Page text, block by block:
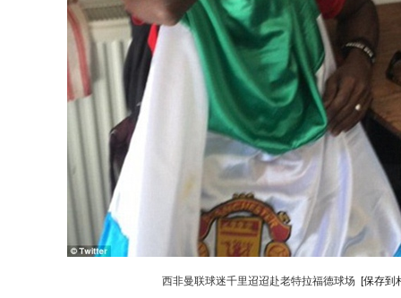
西非曼联球迷千里迢迢赴老特拉福德球场 [保存到